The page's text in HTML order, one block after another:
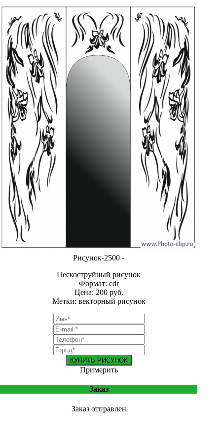
Рисунок-2500 -
Пескоструйный рисунок
Формат: cdr
Цена: 200 руб.
Метки: векторный рисунок
КУПИТЬ РИСУНОК
Примерить
Заказ
Заказ отправлен